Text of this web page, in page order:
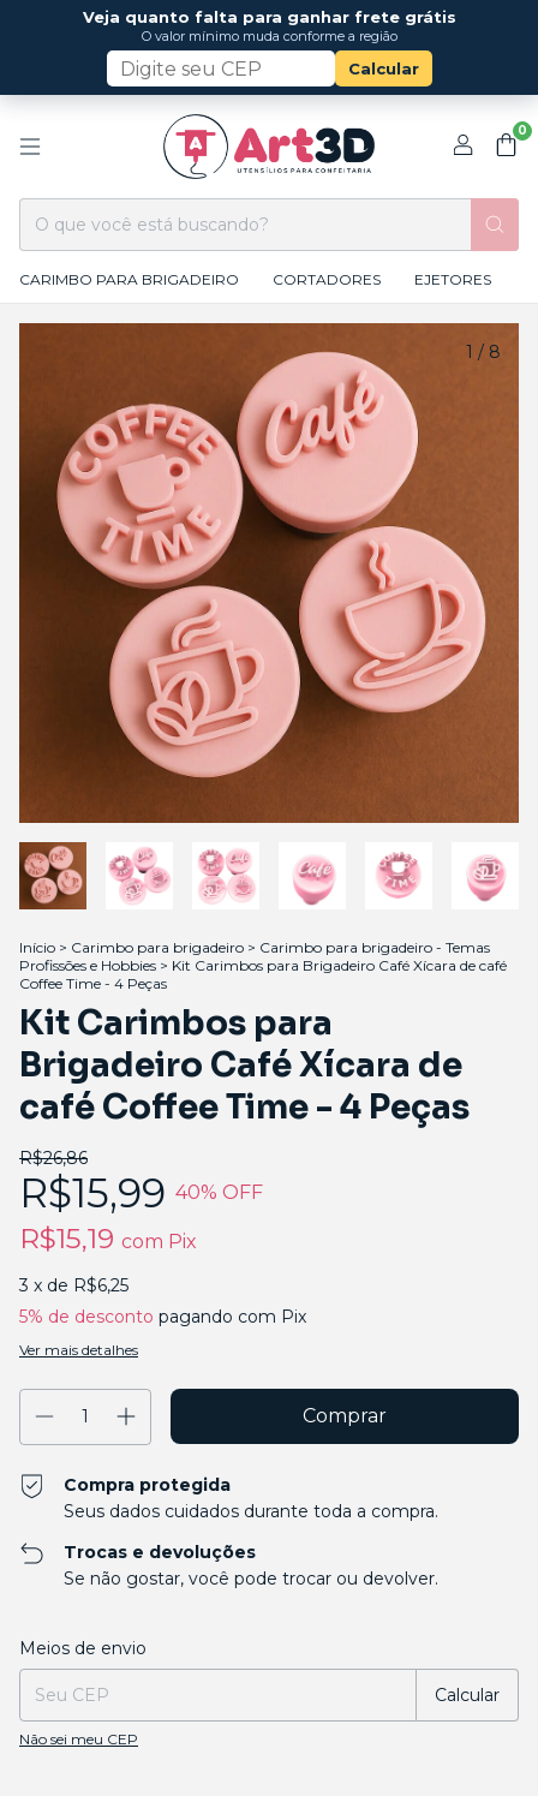
Veja quanto falta para ganhar frete grátis
O valor mínimo muda conforme a região
Calcular
0
CARIMBO PARA BRIGADEIRO CORTADORES EJETORES
1 / 8
Início > Carimbo para brigadeiro > Carimbo para brigadeiro - Temas
Profissões e Hobbies > Kit Carimbos para Brigadeiro Café Xícara de café
Coffee Time - 4 Peças
Kit Carimbos para
Brigadeiro Café Xícara de
café Coffee Time - 4 Peças
R$26,86
R$15,99 40% OFF
R$15,19 com Pix
3 x de R$6,25
5% de desconto pagando com Pix
Ver mais detalhes
Compra protegida
Seus dados cuidados durante toda a compra.
Trocas e devoluções
Se não gostar, você pode trocar ou devolver.
Entregas para o CEP:
Meios de envio
Calcular
Não sei meu CEP